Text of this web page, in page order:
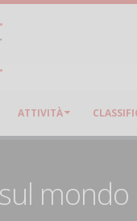
ATTIVITÀ